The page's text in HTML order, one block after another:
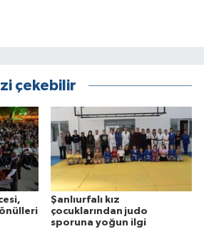
çekebilir
Şanlıurfalı kız
çocuklarından judo
sporuna yoğun ilgi